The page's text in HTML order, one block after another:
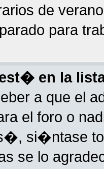
de
para
en la
a que el
el foro o
si�ntase
se lo